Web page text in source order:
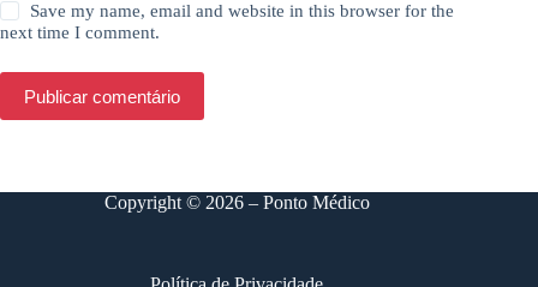
Save my name, email and website in this browser for the
next time I comment.
Publicar comentário
Copyright © 2026 – Ponto Médico